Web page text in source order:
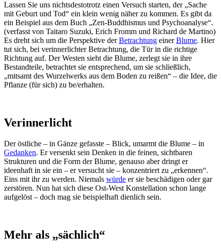
Lassen Sie uns nichtsdestotrotz einen Versuch starten, der „Sache
mit Geburt und Tod“ ein klein wenig näher zu kommen. Es gibt da
ein Beispiel aus dem Buch „Zen-Buddhismus und Psychoanalyse“.
(verfasst von Taitaro Suzuki, Erich Fromm und Richard de Martino)
Es dreht sich um die Perspektive derBetrachtung einerBlume. Hier
tut sich, bei verinnerlichter Betrachtung, die Tür in die richtige
Richtung auf. Der Westen sieht die Blume, zerlegt sie in ihre
Bestandteile, betrachtet sie entsprechend, um sie schließlich,
„mitsamt des Wurzelwerks aus dem Boden zu reißen“ – die Idee, die
Pflanze (für sich) zu be/erhalten.
Verinnerlicht
Der östliche – in Gänze gefasste – Blick, umarmt die Blume – in
Gedanken. Er versenkt sein Denken in die feinen, sichtbaren
Strukturen und die Form der Blume, genauso aber dringt er
ideenhaft in sie ein – er versucht sie – konzentriert zu „erkennen“.
Eins mit ihr zu werden. Niemals würde er sie beschädigen oder gar
zerstören. Nun hat sich diese Ost-West Konstellation schon lange
aufgelöst – doch mag sie beispielhaft dienlich sein.
Mehr als „sächlich“